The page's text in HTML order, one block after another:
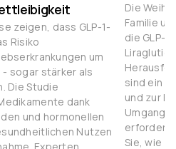
zeigen, dass GLP-1-
Risiko
um
- sogar stärker als
Die Studie
dank
und hormonellen
Nutzen
Die
Familie
die GLP-
sind ein
und zur
Umgang
erfordert
Sie, wie